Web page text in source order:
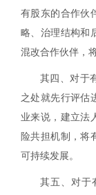
有股东的合作伙
略、治理结构和
混改合作伙伴 ，
其四、对于
之处就先行评估
业来说，建立法
险共担机制，将
可持续发展。
其五、对于